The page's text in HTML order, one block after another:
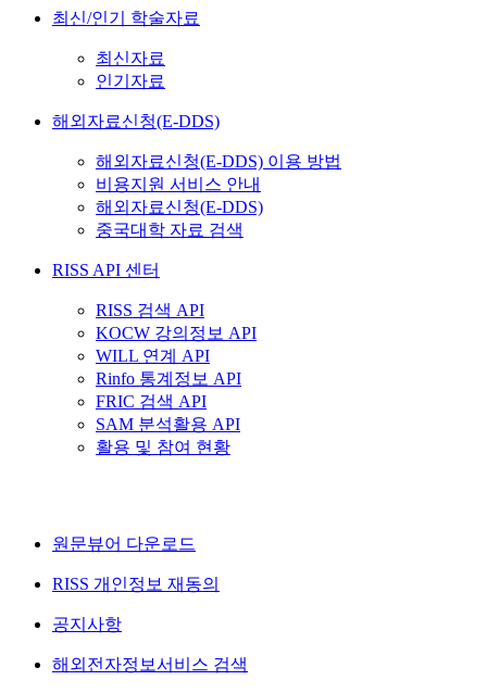
최신/인기 학술자료
최신자료
인기자료
해외자료신청(E-DDS)
해외자료신청(E-DDS) 이용 방법
비용지원 서비스 안내
해외자료신청(E-DDS)
중국대학 자료 검색
RISS API 센터
RISS 검색 API
KOCW 강의정보 API
WILL 연계 API
Rinfo 통계정보 API
FRIC 검색 API
SAM 분석활용 API
활용 및 참여 현황
원문뷰어 다운로드
RISS 개인정보 재동의
공지사항
해외전자정보서비스 검색